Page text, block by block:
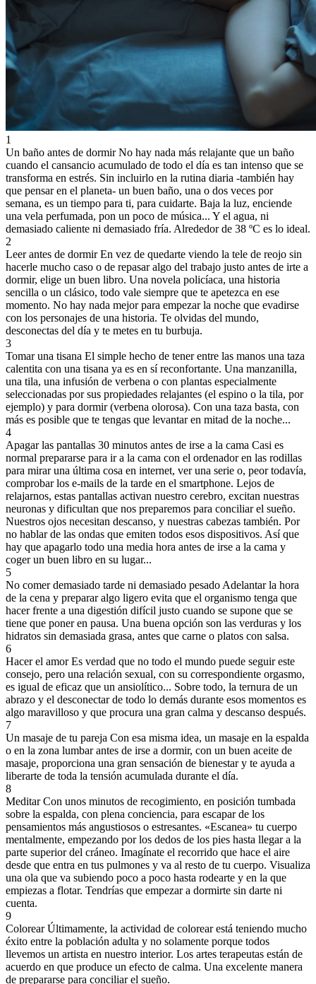
1
Un baño antes de dormir No hay nada más relajante que un baño
cuando el cansancio acumulado de todo el día es tan intenso que se
transforma en estrés. Sin incluirlo en la rutina diaria -también hay
que pensar en el planeta- un buen baño, una o dos veces por
semana, es un tiempo para ti, para cuidarte. Baja la luz, enciende
una vela perfumada, pon un poco de música... Y el agua, ni
demasiado caliente ni demasiado fría. Alrededor de 38 ºC es lo ideal.
2
Leer antes de dormir En vez de quedarte viendo la tele de reojo sin
hacerle mucho caso o de repasar algo del trabajo justo antes de irte a
dormir, elige un buen libro. Una novela policíaca, una historia
sencilla o un clásico, todo vale siempre que te apetezca en ese
momento. No hay nada mejor para empezar la noche que evadirse
con los personajes de una historia. Te olvidas del mundo,
desconectas del día y te metes en tu burbuja.
3
Tomar una tisana El simple hecho de tener entre las manos una taza
calentita con una tisana ya es en sí reconfortante. Una manzanilla,
una tila, una infusión de verbena o con plantas especialmente
seleccionadas por sus propiedades relajantes (el espino o la tila, por
ejemplo) y para dormir (verbena olorosa). Con una taza basta, con
más es posible que te tengas que levantar en mitad de la noche...
4
Apagar las pantallas 30 minutos antes de irse a la cama Casi es
normal prepararse para ir a la cama con el ordenador en las rodillas
para mirar una última cosa en internet, ver una serie o, peor todavía,
comprobar los e-mails de la tarde en el smartphone. Lejos de
relajarnos, estas pantallas activan nuestro cerebro, excitan nuestras
neuronas y dificultan que nos preparemos para conciliar el sueño.
Nuestros ojos necesitan descanso, y nuestras cabezas también. Por
no hablar de las ondas que emiten todos esos dispositivos. Así que
hay que apagarlo todo una media hora antes de irse a la cama y
coger un buen libro en su lugar...
5
No comer demasiado tarde ni demasiado pesado Adelantar la hora
de la cena y preparar algo ligero evita que el organismo tenga que
hacer frente a una digestión difícil justo cuando se supone que se
tiene que poner en pausa. Una buena opción son las verduras y los
hidratos sin demasiada grasa, antes que carne o platos con salsa.
6
Hacer el amor Es verdad que no todo el mundo puede seguir este
consejo, pero una relación sexual, con su correspondiente orgasmo,
es igual de eficaz que un ansiolítico... Sobre todo, la ternura de un
abrazo y el desconectar de todo lo demás durante esos momentos es
algo maravilloso y que procura una gran calma y descanso después.
7
Un masaje de tu pareja Con esa misma idea, un masaje en la espalda
o en la zona lumbar antes de irse a dormir, con un buen aceite de
masaje, proporciona una gran sensación de bienestar y te ayuda a
liberarte de toda la tensión acumulada durante el día.
8
Meditar Con unos minutos de recogimiento, en posición tumbada
sobre la espalda, con plena conciencia, para escapar de los
pensamientos más angustiosos o estresantes. «Escanea» tu cuerpo
mentalmente, empezando por los dedos de los pies hasta llegar a la
parte superior del cráneo. Imagínate el recorrido que hace el aire
desde que entra en tus pulmones y va al resto de tu cuerpo. Visualiza
una ola que va subiendo poco a poco hasta rodearte y en la que
empiezas a flotar. Tendrías que empezar a dormirte sin darte ni
cuenta.
9
Colorear Últimamente, la actividad de colorear está teniendo mucho
éxito entre la población adulta y no solamente porque todos
llevemos un artista en nuestro interior. Los artes terapeutas están de
acuerdo en que produce un efecto de calma. Una excelente manera
de prepararse para conciliar el sueño.